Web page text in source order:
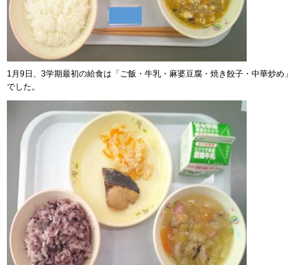
1月9日、3学期最初の給食は「ご飯・牛乳・麻婆豆腐・焼き餃子・中華炒め」
でした。